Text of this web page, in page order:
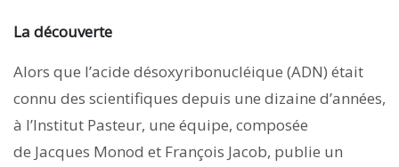
La découverte
Alors que l’acide désoxyribonucléique (ADN) était
connu des scientifiques depuis une dizaine d’années,
à l’Institut Pasteur, une équipe, composée
de Jacques Monod et François Jacob, publie un